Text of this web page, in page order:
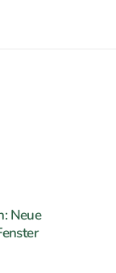
Neue